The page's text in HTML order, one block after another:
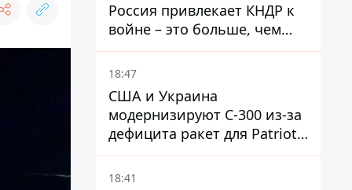
Россия привлекает КНДР к
войне – это больше, чем
ракеты
18:47
США и Украина
модернизируют С-300 из-за
дефицита ракет для Patriot -
СМИ
18:41